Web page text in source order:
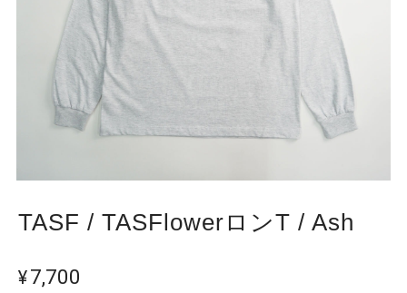
TASF / TASFlowerロンT / Ash
¥7,700